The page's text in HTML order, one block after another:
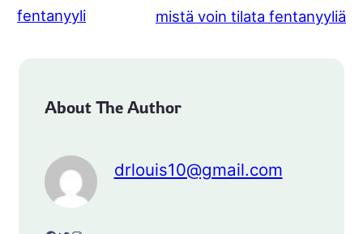
fentanyyli mistä voin tilata fentanyyliä
About The Author
drlouis10@gmail.com